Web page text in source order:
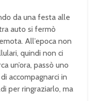
da una festa alle
auto si fermò
All’epoca non
quindi non ci
un’ora, passò uno
accompagnarci in
per ringraziarlo, ma